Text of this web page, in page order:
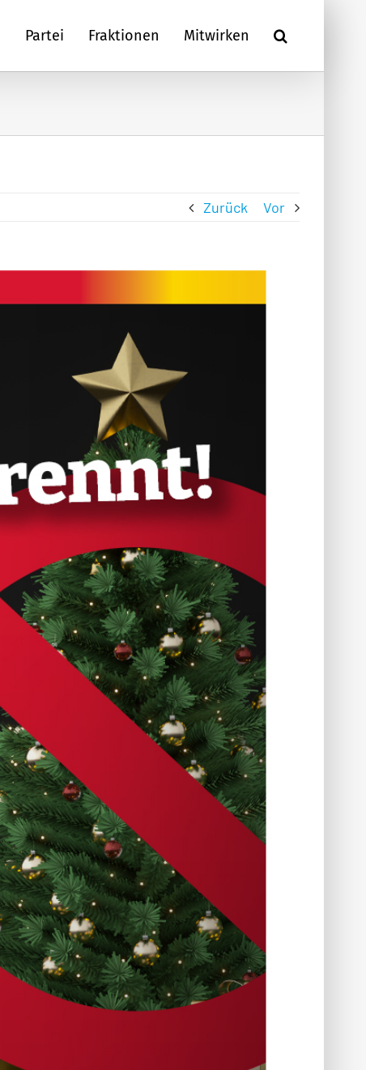
Partei Fraktionen Mitwirken
Zurück Vor